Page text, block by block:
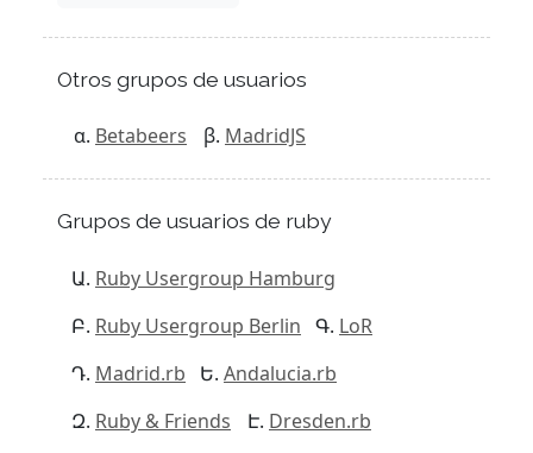
Otros grupos de usuarios
Betabeers MadridJS
Grupos de usuarios de ruby
Ruby Usergroup Hamburg
Ruby Usergroup Berlin
LoR
Madrid.rb
Andalucia.rb
Ruby & Friends
Dresden.rb